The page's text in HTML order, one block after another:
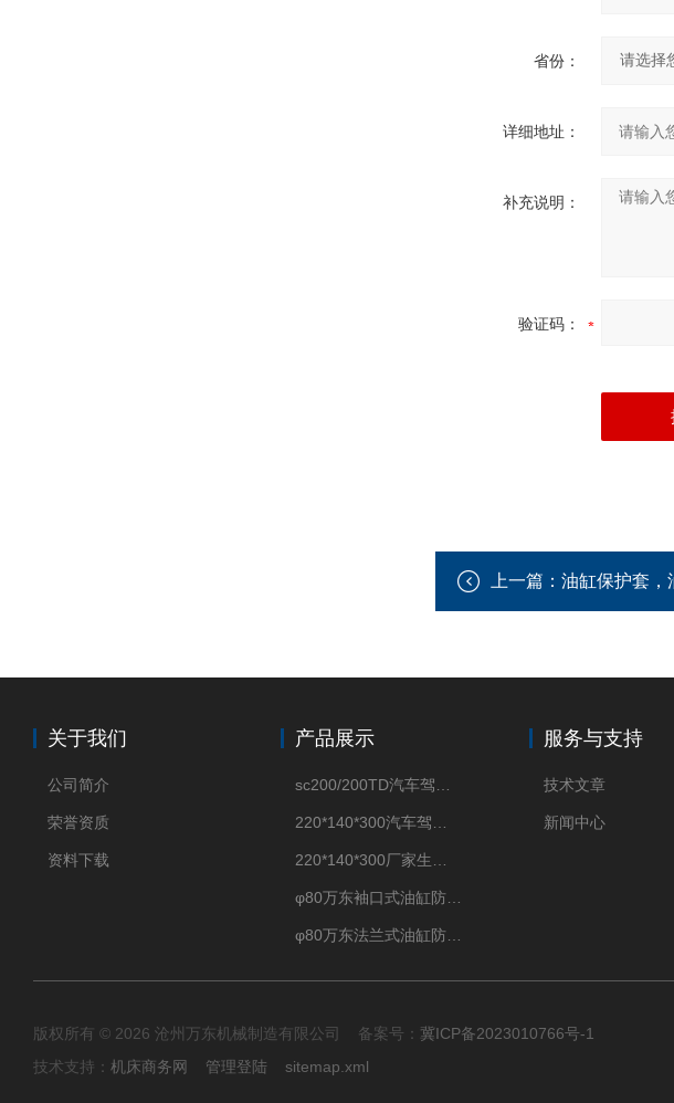
省份：
详细地址：
补充说明：
验证码：
上一篇： 油缸保护套，油缸
关于我们
公司简介
荣誉资质
资料下载
产品展示 服务与支持
技术文章
新闻中心
版权所有 © 2026 沧州万东机械制造有限公司 备案号： 冀ICP备2023010766号-1
技术支持： 机床商务网 管理登陆 sitemap.xml